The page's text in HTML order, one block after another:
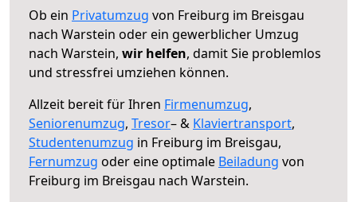
Ob ein Privatumzug von Freiburg im Breisgau
nach Warstein oder ein gewerblicher Umzug
nach Warstein, wir helfen, damit Sie problemlos
und stressfrei umziehen können.
Allzeit bereit für Ihren Firmenumzug,
Seniorenumzug, Tresor– & Klaviertransport,
Studentenumzug in Freiburg im Breisgau,
Fernumzug oder eine optimale Beiladung von
Freiburg im Breisgau nach Warstein.